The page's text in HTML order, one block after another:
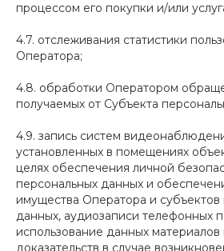
процессом его покупки и/или
4.7. отслеживания статистики
Оператора;
4.8. обработки Оператором
получаемых от Субъекта
4.9. запись систем
установленных в помещениях
целях обеспечения личной
персональных данных и
имущества Оператора и субъектов
данных, аудиозаписи телефонных
использование данных материалов
доказательств в случае